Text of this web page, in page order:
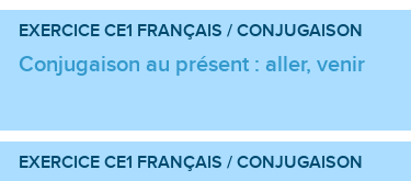
EXERCICE CE1 FRANÇAIS / CONJUGAISON
Conjugaison au présent : aller, venir
EXERCICE CE1 FRANÇAIS / CONJUGAISON